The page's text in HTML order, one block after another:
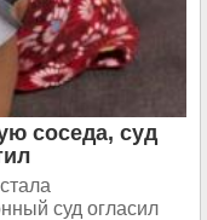
соседа, суд
суд огласил